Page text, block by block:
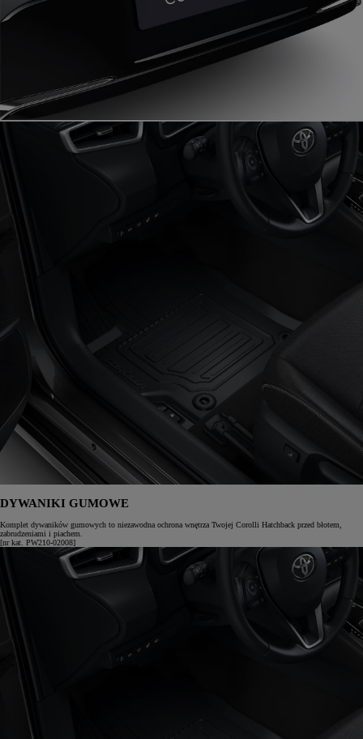
DYWANIKI GUMOWE
Komplet dywaników gumowych to niezawodna ochrona wnętrza Twojej Corolli Hatchback przed błotem,
zabrudzeniami i piachem.
[nr kat. PW210-02008]